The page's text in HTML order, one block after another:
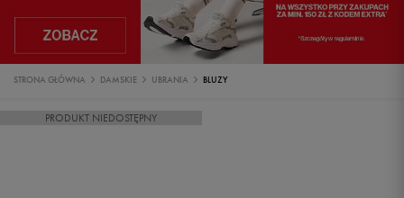
STRONA GŁÓWNA DAMSKIE UBRANIA BLUZY
PRODUKT NIEDOSTĘPNY